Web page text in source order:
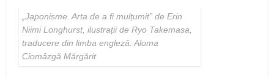
„Japonisme. Arta de a fi mulțumit” de Erin
Niimi Longhurst, ilustrații de Ryo Takemasa,
traducere din limba engleză: Aloma
Ciomâzgă Mărgărit